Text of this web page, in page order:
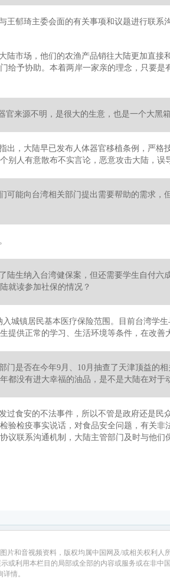
郁琦主委会面的有关事项和议题进行联系沟
陆市场，他们的农渔产品销往大陆更加直接
给予协助。本着两岸一家亲的理念，只要
官来源不明，是很大的生意，也是一个大黑
出，大陆早已发布人体器官移植条例，严
别人有意散布不实言论，恶意攻击大陆，误
可能向台湾相关部门提出需要帮助的需求
陆生纳入台湾健保案，但还需要学生自付
就读参加社保的情况？
城镇居民基本医疗保险范围。目前台湾学
提供正常的学习、生活环境等条件，在改善
门是否在今年9月、10月抽查了天津顶益的
都没有进大幸福的油品，是不是大陆在对
过食安的不法事件，所以不管是政府还是
验检疫事实说话，对食品安全问题，有关
议联系沟通机制，大陆主管部门及时与他